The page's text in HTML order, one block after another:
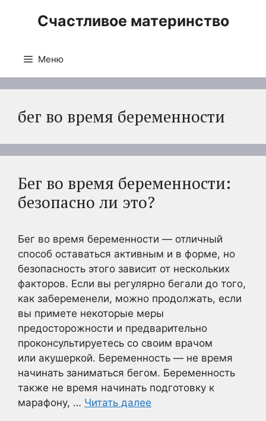
Счастливое материнство
Меню
бег во время беременности
Бег во время беременности:
безопасно ли это?
Бег во время беременности — отличный
способ оставаться активным и в форме, но
безопасность этого зависит от нескольких
факторов. Если вы регулярно бегали до того,
как забеременели, можно продолжать, если
вы примете некоторые меры
предосторожности и предварительно
проконсультируетесь со своим врачом
или акушеркой. Беременность — не время
начинать заниматься бегом. Беременность
также не время начинать подготовку к
марафону, … Читать далее